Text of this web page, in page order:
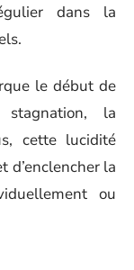
dans la
le début de
la
cette lucidité
d’enclencher la
ou